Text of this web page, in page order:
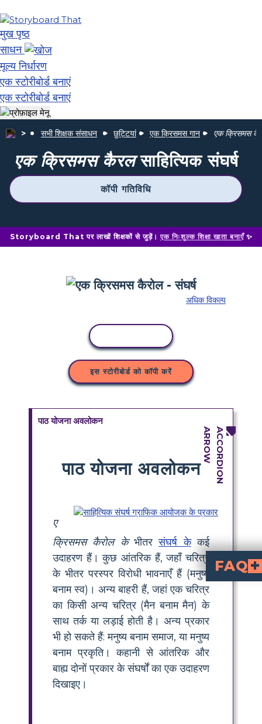
मुख पृष्ठ
साधन
मूल्य निर्धारण
एक स्टोरीबोर्ड बनाएं
एक स्टोरीबोर्ड बनाएं
सभी शिक्षक संसाधन छुट्टियां एक क्रिसमस गान एक क्रिसमस
एक क्रिसमस कैरलसाहित्यिक संघर्ष
कॉपी गतिविधि
Storyboard That पर लाखों शिक्षकों से जुड़ें। एक निःशुल्क शिक्षा खाता बनाएँ✨
अधिक विकल्प
इस स्टोरीबोर्ड को कॉपी करें
पाठ योजना अवलोकन
पाठ योजना अवलोकन
ए
क्रिसमस कैरोल केभीतरसंघर्ष केकई
उदाहरण हैं। कुछ आंतरिक हैं, जहाँ चरित्र
के भीतर परस्पर विरोधी भावनाएँ हैं (मनुष्य
बनाम स्व)। अन्य बाहरी हैं, जहां एक चरित्र
का किसी अन्य चरित्र (मैन बनाम मैन) के
साथ तर्क या लड़ाई होती है। अन्य प्रकार
भी हो सकते हैं: मनुष्य बनाम समाज, या मनुष्य
बनाम प्रकृति। कहानी से आंतरिक और
बाह्य दोनों प्रकार के संघर्षों का एक उदाहरण
दिखाइए।
FAQ